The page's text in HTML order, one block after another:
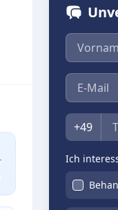
Vorname
E-Mail
Telefon
+49
Ich